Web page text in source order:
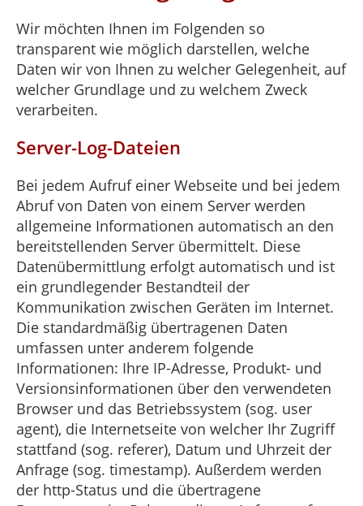
Wir möchten Ihnen im Folgenden so
transparent wie möglich darstellen, welche
Daten wir von Ihnen zu welcher Gelegenheit, auf
welcher Grundlage und zu welchem Zweck
verarbeiten.
Server-Log-Dateien
Bei jedem Aufruf einer Webseite und bei jedem
Abruf von Daten von einem Server werden
allgemeine Informationen automatisch an den
bereitstellenden Server übermittelt. Diese
Datenübermittlung erfolgt automatisch und ist
ein grundlegender Bestandteil der
Kommunikation zwischen Geräten im Internet.
Die standardmäßig übertragenen Daten
umfassen unter anderem folgende
Informationen: Ihre IP-Adresse, Produkt- und
Versionsinformationen über den verwendeten
Browser und das Betriebssystem (sog. user
agent), die Internetseite von welcher Ihr Zugriff
stattfand (sog. referer), Datum und Uhrzeit der
Anfrage (sog. timestamp). Außerdem werden
der http-Status und die übertragene